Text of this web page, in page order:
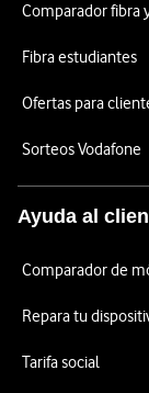
Comparador fibra
Fibra estudiantes
Ofertas para
Sorteos Vodafone
Ayuda al
Comparador de
Repara tu
Tarifa social